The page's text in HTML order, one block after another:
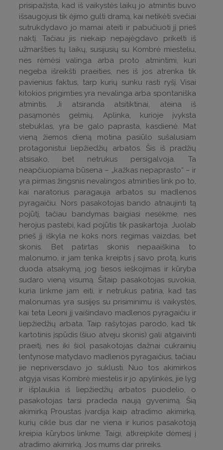
prisipažįsta, kad iš vaikystės laikų jo atmintis buvo
išsaugojusi tik ėjimo gulti dramą, kai netikėti svečiai
sutrukdydavo jo mamai ateiti ir pabučiuoti jį prieš
naktį. Tačiau jis niekaip nepajėgdavo prikelti iš
užmaršties tų laikų, susijusių su Kombrė miesteliu,
nes rėmėsi valinga arba proto atmintimi, kuri
negeba išreikšti praeities, nes iš jos atrenka tik
pavienius faktus, tarp kurių sunku rasti ryšį. Visai
kitokios prigimties yra nevalinga arba spontaniška
atmintis. Ji atsiranda atsitiktinai, ateina iš
pasąmonės gelmių. Aplinka, kurioje įvyksta
stebuklas, yra be galo paprasta, kasdienė. Mat
vieną žiemos dieną motina pasiūlo sušalusiam
protagonistui liepžiedžių arbatos. Šis iš pradžių
atsisako, bet netrukus persigalvoja. Ta
neapčiuopiama būsena – „kažkas nepaprasto“ – ir
yra pirmas žingsnis nevalingos atminties link po to,
kai naratorius paragauja arbatos su madlenos
pyragaičiu. Nors pasakotojas bando atnaujinti tą
pojūtį, tačiau bandymas baigiasi nesėkme, nes
herojus pastebi, kad pojūtis tik pasikartoja. Juolab
prieš jį iškyla ne koks nors regimas vaizdas, bet
skonis. Bet patirtas skonis nepaaiškina to
malonumo, ir jam tenka kreiptis į savo protą, kuris
duoda atsakymą, jog tiesos ieškojimas ir kūryba
sudaro vieną visumą. Šitaip pasakotojas suvokia,
kuria linkme jam eiti, ir netrukus patiria, kad tas
malonumas yra susijęs su prisiminimu iš vaikystės,
kai teta Leoni jį vaišindavo madlenos pyragaičiu ir
liepžiedžių arbata. Taip rašytojas parodo, kad tik
kartotinis įspūdis (šiuo atveju skonis) gali atgaivinti
praeitį, nes iki šiol pasakotojas dažnai cukrainių
lentynose matydavo madlenos pyragaičius, tačiau
jie nepriversdavo jo suklusti. Nuo tos akimirkos
atgyja visas Kombrė miestelis ir jo apylinkės, jie lyg
ir išplaukia iš liepžiedžių arbatos puodelio, o
pasakotojas tarsi pradeda naują gyvenimą. Šią
akimirką Proustas įvardija kaip atradimo akimirką,
kurių cikle bus dar ne viena ir kurios pasakotoją
kreipia kūrybos linkme. Taigi, atkreipkite dėmesį į
atradimo akimirką. Jos mums dar prireiks.